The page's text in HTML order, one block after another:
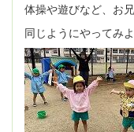
体操や遊びなど、お
同じようにやってみ